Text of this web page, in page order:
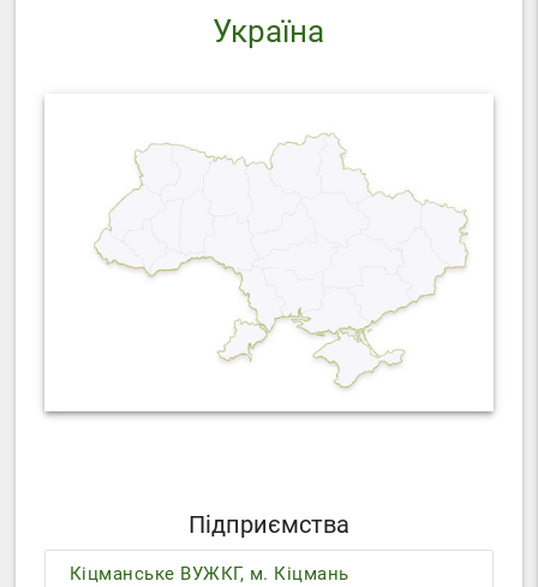
Україна
Підприємства
Кіцманське ВУЖКГ, м. Кіцмань